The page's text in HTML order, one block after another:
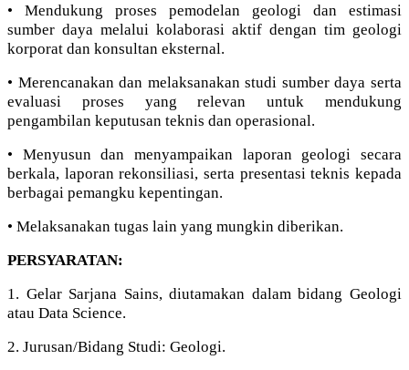
• Mendukung proses pemodelan geologi dan estimasi
sumber daya melalui kolaborasi aktif dengan tim geologi
korporat dan konsultan eksternal.
• Merencanakan dan melaksanakan studi sumber daya serta
evaluasi proses yang relevan untuk mendukung
pengambilan keputusan teknis dan operasional.
• Menyusun dan menyampaikan laporan geologi secara
berkala, laporan rekonsiliasi, serta presentasi teknis kepada
berbagai pemangku kepentingan.
• Melaksanakan tugas lain yang mungkin diberikan.
PERSYARATAN:
1. Gelar Sarjana Sains, diutamakan dalam bidang Geologi
atau Data Science.
2. Jurusan/Bidang Studi: Geologi.